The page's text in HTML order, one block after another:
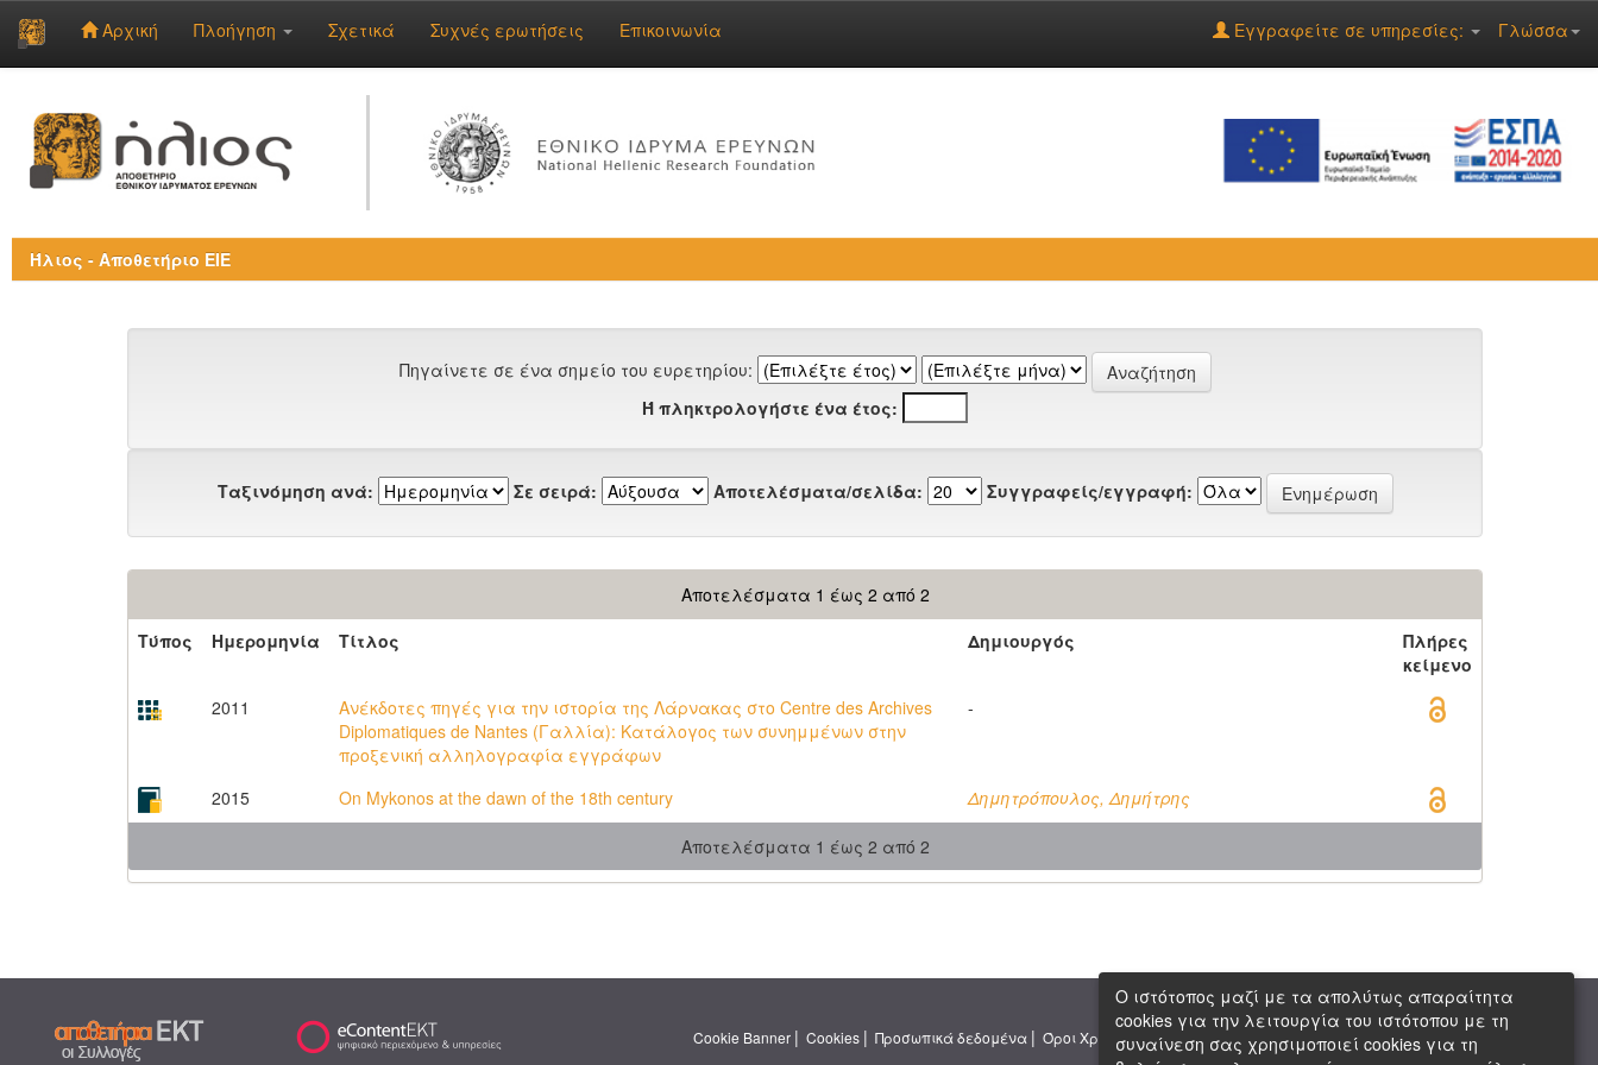
navigation
Αρχική Πλοήγηση Σχετικά Συχνές ερωτήσεις Επικοινωνία Γλώσσα
Εγγραφείτε σε υπηρεσίες:
Ήλιος - Αποθετήριο ΕΙΕ
Πηγαίνετε σε ένα σημείο του ευρετηρίου:
Ή πληκτρολογήστε ένα έτος:
Ταξινόμηση ανά: Σε σειρά: Αποτελέσματα/σελίδα: Συγγραφείς/εγγραφή:
Αποτελέσματα 1 έως 2 από 2
Τύπος
Ημερομηνία Τίτλος Δημιουργός
Πλήρες
κείμενο
2011
Ανέκδοτες πηγές για την ιστορία της Λάρνακας στο Centre des Archives
Diplomatiques de Nantes (Γαλλία): Κατάλογος των συνημμένων στην
προξενική αλληλογραφία εγγράφων
-
2015 On Mykonos at the dawn of the 18th century Δημητρόπουλος, Δημήτρης
Αποτελέσματα 1 έως 2 από 2
Cookie Banner | Cookies | Προσωπικά δεδομένα | Όροι Χρήσης| Πνευματική Ιδιοκτησία | Copyright © 2026 ΕΙΕ
Ο ιστότοπος μαζί με τα απολύτως απαραίτητα
cookies για την λειτουργία του ιστότοπου με τη
συναίνεση σας χρησιμοποιεί cookies για τη